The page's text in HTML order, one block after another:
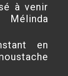
à venir
en